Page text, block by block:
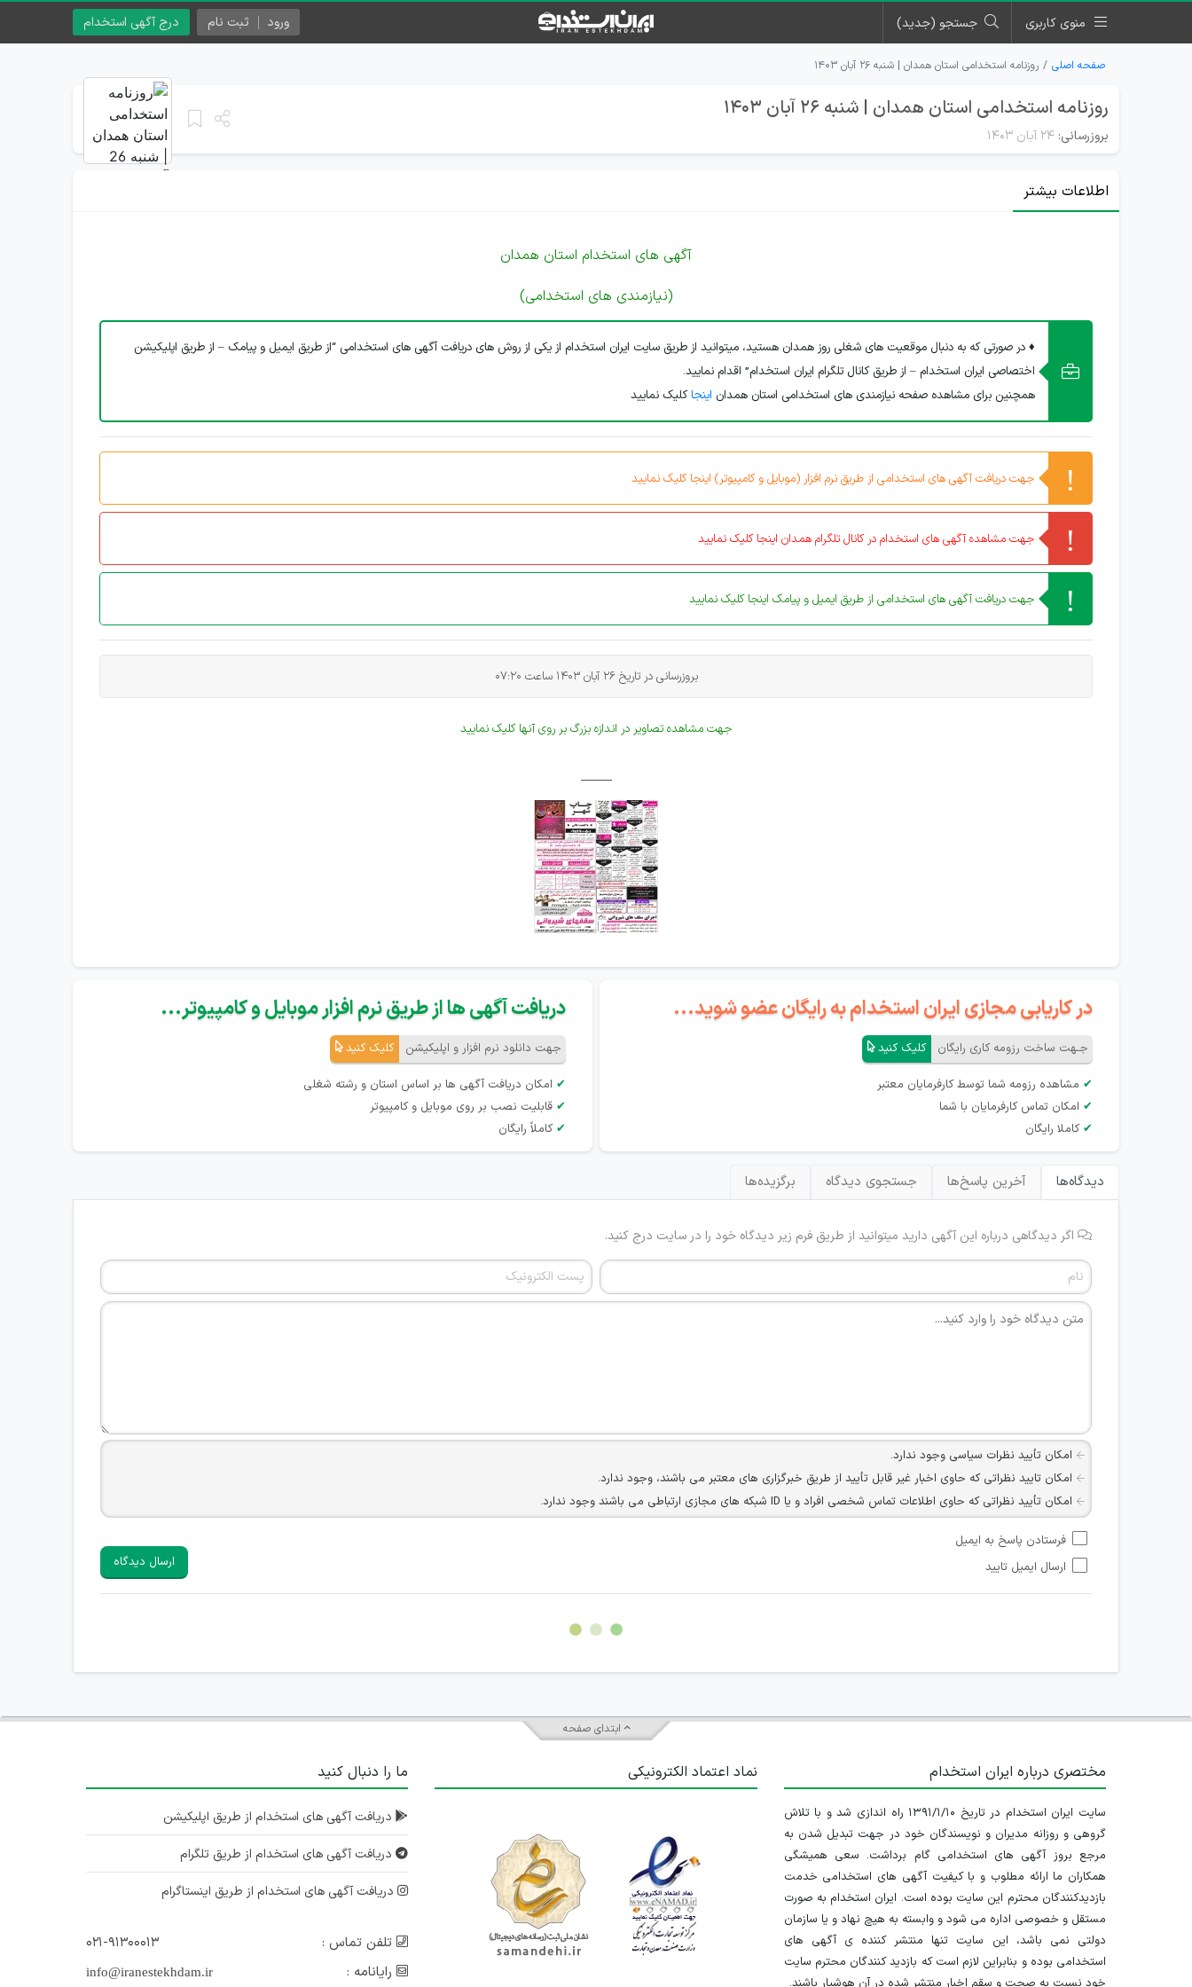
منوی کاربری جستجو (جدید) درج آگهی استخدام ورود ثبت نام
صفحه اصلی روزنامه استخدامی استان همدان | شنبه ۲۶ آبان ۱۴۰۳
روزنامه استخدامی استان همدان | شنبه 26 آبان 1403
بروزرسانی: ۲۴ آبان ۱۴۰۳
اطلاعات بیشتر
آگهی های استخدام استان همدان
(نیازمندی های استخدامی)
♦ در صورتی که به دنبال موقعیت های شغلی روز همدان هستید، میتوانید از طریق سایت ایران استخدام از یکی از روش های دریافت آگهی های استخدامی “از طریق ایمیل و پیامک – از طریق اپلیکیشن
اختصاصی ایران استخدام – از طریق کانال تلگرام ایران استخدام” اقدام نمایید.
همچنین برای مشاهده صفحه نیازمندی های استخدامی استان همدان اینجاکلیک نمایید
جهت دریافت آگهی های استخدامی از طریق نرم افزار (موبایل و کامپیوتر) اینجا کلیک نمایید
جهت مشاهده آگهی های استخدام در کانال تلگرام همدان اینجا کلیک نمایید
جهت دریافت آگهی های استخدامی از طریق ایمیل و پیامک اینجا کلیک نمایید
بروزرسانی در تاریخ 26 آبان 1403 ساعت 07:20
جهت مشاهده تصاویر در اندازه بزرگ بر روی آنها کلیک نمایید
_____
در کاریابی مجازی ایران استخدام به رایگان عضو شوید...
جـهت ساخت رزومه کاری رایگان کلیک کنید
✔ مشاهده رزومه شما توسط کارفرمایان معتبر
✔ امکان تماس کارفرمایان با شما
✔ کاملا رایگان
دریافت آگهی ها از طریق نرم افزار موبایل و کامپیوتر...
جهت دانلود نرم افزار و اپلیکیشن کلیک کنید
✔ امکان دریافت آگهی ها بر اساس استان و رشته شغلی
✔ قابلیت نصب بر روی موبایل و کامپیوتر
✔ کاملاً رایگان
دیدگاه‌ها آخرین پاسخ‌ها جستجوی دیدگاه برگزیده‌ها
اگر دیدگاهی درباره این آگهی دارید میتوانید از طریق فرم زیر دیدگاه خود را در سایت درج کنید.
امکان تأیید نظرات سیاسی وجود ندارد.
امکان تایید نظراتی که حاوی اخبار غیر قابل تأیید از طریق خبرگزاری های معتبر می باشند، وجود ندارد.
امکان تأیید نظراتی که حاوی اطلاعات تماس شخصی افراد و یا ID شبکه های مجازی ارتباطی می باشند وجود ندارد.
هرگونه تحریک، تحقیر و کنایه به سایر افراد (مسئول و غیر مسئول) غیر مجاز می باشد.
امکان هماهنگی برای هرگونه ملاقات حضوری چه به صورت دسته جمعی و چه فردی توسط کاربران سایت وجود ندارد.
فرستادن پاسخ به ایمیل
ارسال ایمیل تایید
ارسال دیدگاه
ابتدای صفحه
مختصری درباره ایران استخدام
سایت ایران استخدام در تاریخ ۱۳۹۱/۱/۱۰ راه اندازی شد و با تلاش
گروهی و روزانه مدیران و نویسندگان خود در جهت تبدیل شدن به
مرجع بروز آگهی های استخدامی گام برداشت. سعی همیشگی
همکاران ما ارائه مطلوب و با کیفیت آگهی های استخدامی خدمت
بازدیدکنندگان محترم این سایت بوده است. ایران استخدام به صورت
مستقل و خصوصی اداره می شود و وابسته به هیچ نهاد و یا سازمان
دولتی نمی باشد، این سایت تنها منتشر کننده ی آگهی های
استخدامی بوده و بنابراین لازم است که بازدید کنندگان محترم سایت
نماد اعتماد الکترونیکی ما را دنبال کنید
دریافت آگهی های استخدام از طریق اپلیکیشن
دریافت آگهی های استخدام از طریق تلگرام
دریافت آگهی های استخدام از طریق اینستاگرام
تلفن تماس :
۰۲۱-۹۱۳۰۰۰۱۳
رایانامه :
info@iranestekhdam.ir